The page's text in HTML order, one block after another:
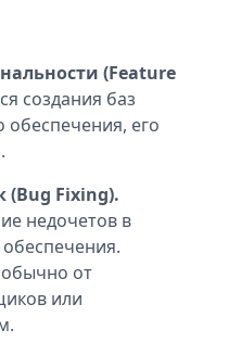
(Feature
создания баз
его
Fixing).
недочетов в
от
или